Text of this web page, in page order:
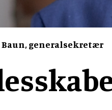
Baun, generalsekretær